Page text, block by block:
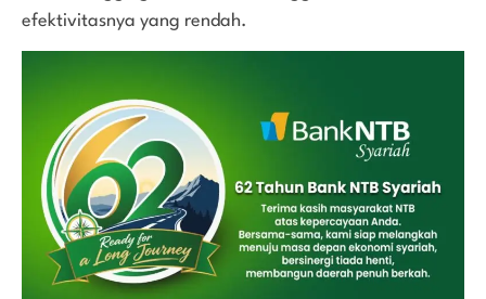
efektivitasnya yang rendah.